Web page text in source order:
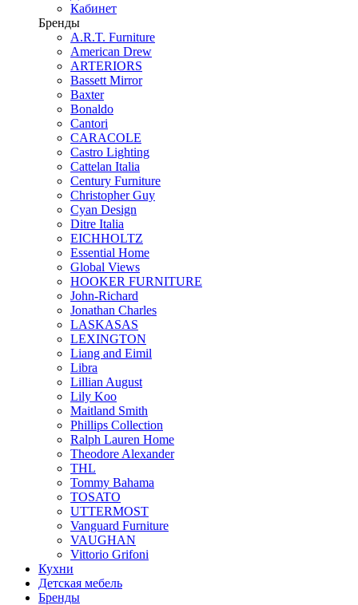
Кабинет
Бренды
A.R.T. Furniture
American Drew
ARTERIORS
Bassett Mirror
Baxter
Bonaldo
Cantori
CARACOLE
Castro Lighting
Cattelan Italia
Century Furniture
Christopher Guy
Cyan Design
Ditre Italia
EICHHOLTZ
Essential Home
Global Views
HOOKER FURNITURE
John-Richard
Jonathan Charles
LASKASAS
LEXINGTON
Liang and Eimil
Libra
Lillian August
Lily Koo
Maitland Smith
Phillips Collection
Ralph Lauren Home
Theodore Alexander
THL
Tommy Bahama
TOSATO
UTTERMOST
Vanguard Furniture
VAUGHAN
Vittorio Grifoni
Кухни
Детская мебель
Бренды